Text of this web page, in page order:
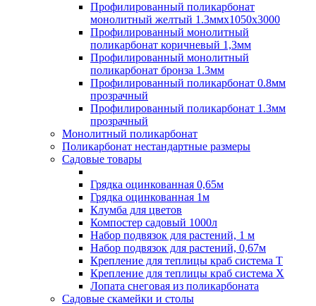
Профилированный поликарбонат
монолитный желтый 1.3ммх1050х3000
Профилированный монолитный
поликарбонат коричневый 1,3мм
Профилированный монолитный
поликарбонат бронза 1.3мм
Профилированный поликарбонат 0.8мм
прозрачный
Профилированный поликарбонат 1.3мм
прозрачный
Монолитный поликарбонат
Поликарбонат нестандартные размеры
Садовые товары
Грядка оцинкованная 0,65м
Грядка оцинкованная 1м
Клумба для цветов
Компостер садовый 1000л
Набор подвязок для растений, 1 м
Набор подвязок для растений, 0,67м
Крепление для теплицы краб система Т
Крепление для теплицы краб система Х
Лопата снеговая из поликарбоната
Садовые скамейки и столы